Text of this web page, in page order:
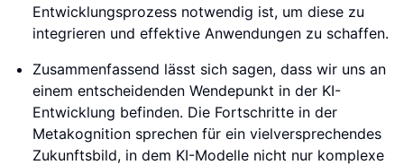
Entwicklungsprozess notwendig ist, um diese zu
integrieren und effektive Anwendungen zu schaffen.
Zusammenfassend lässt sich sagen, dass wir uns an
einem entscheidenden Wendepunkt in der KI-
Entwicklung befinden. Die Fortschritte in der
Metakognition sprechen für ein vielversprechendes
Zukunftsbild, in dem KI-Modelle nicht nur komplexe